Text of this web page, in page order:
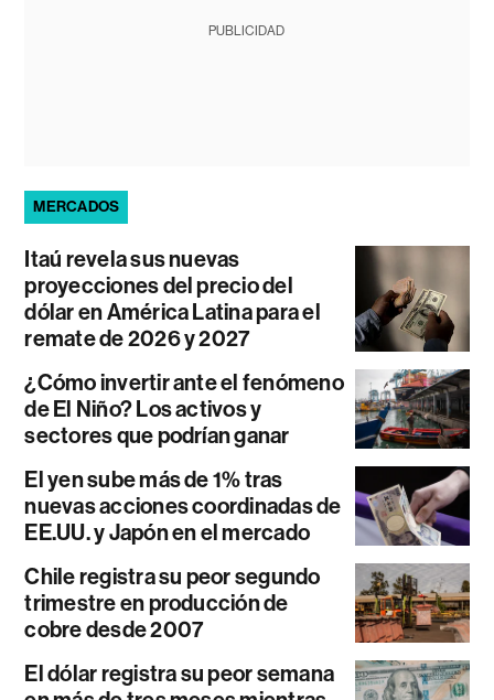
PUBLICIDAD
MERCADOS
Itaú revela sus nuevas
proyecciones del precio del
dólar en América Latina para el
remate de 2026 y 2027
¿Cómo invertir ante el fenómeno
de El Niño? Los activos y
sectores que podrían ganar
El yen sube más de 1% tras
nuevas acciones coordinadas de
EE.UU. y Japón en el mercado
Chile registra su peor segundo
trimestre en producción de
cobre desde 2007
El dólar registra su peor semana